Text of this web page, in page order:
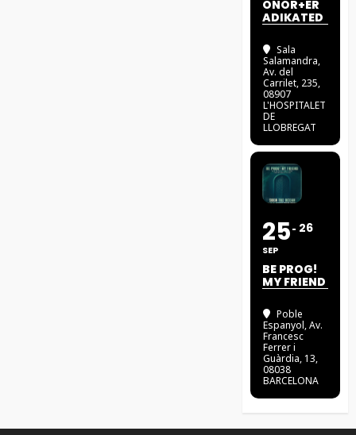
ONOR+ER
ADIKATED
Sala
Salamandra,
Av. del
Carrilet, 235,
08907
L'HOSPITALET
DE
LLOBREGAT
25
SEP
26
BE PROG!
MY FRIEND
Poble
Espanyol, Av.
Francesc
Ferrer i
Guàrdia, 13,
08038
BARCELONA